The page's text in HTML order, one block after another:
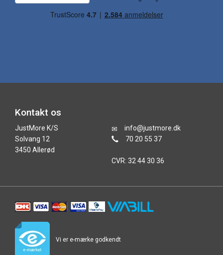
Kontakt os
JustMore K/S
Solvang 12
3450 Allerød
info@justmore.dk
70 20 55 37
CVR: 32 44 30 36
Vi er e-mærke godkendt